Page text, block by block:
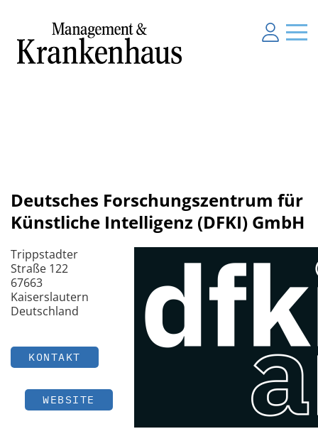
Deutsches Forschungszentrum für
Künstliche Intelligenz (DFKI) GmbH
Trippstadter
Straße 122
67663
Kaiserslautern
Deutschland
KONTAKT
WEBSITE